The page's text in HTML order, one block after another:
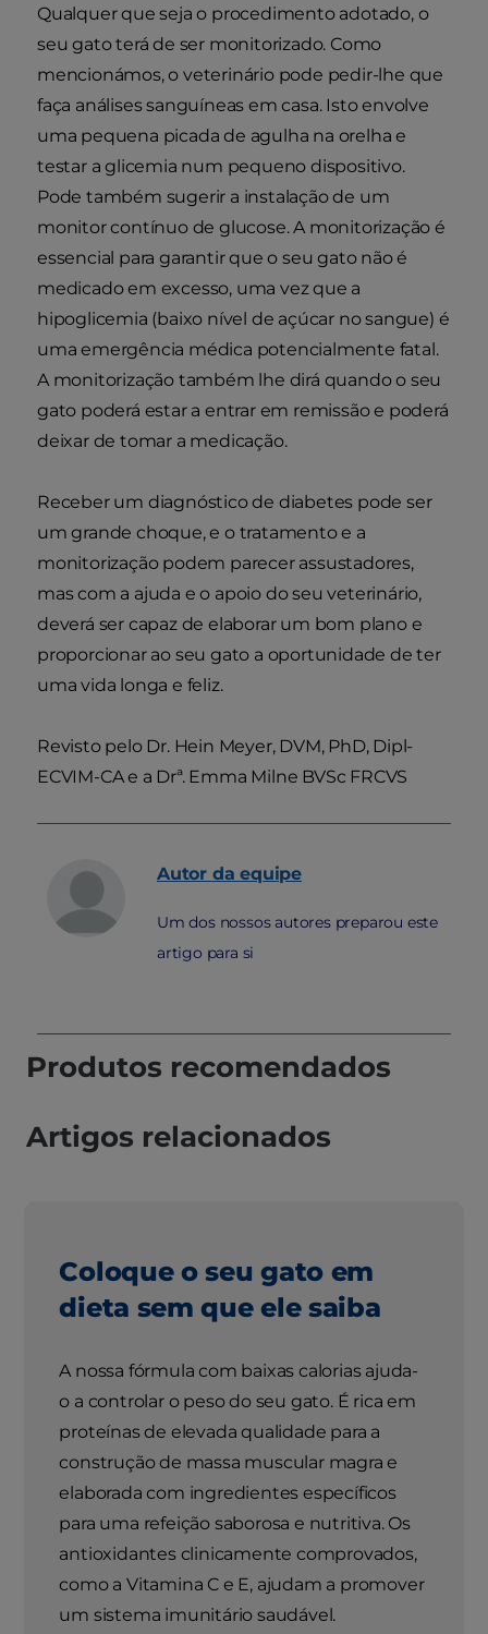
Qualquer que seja o procedimento adotado, o
seu gato terá de ser monitorizado. Como
mencionámos, o veterinário pode pedir-lhe que
faça análises sanguíneas em casa. Isto envolve
uma pequena picada de agulha na orelha e
testar a glicemia num pequeno dispositivo.
Pode também sugerir a instalação de um
monitor contínuo de glucose. A monitorização é
essencial para garantir que o seu gato não é
medicado em excesso, uma vez que a
hipoglicemia (baixo nível de açúcar no sangue) é
uma emergência médica potencialmente fatal.
A monitorização também lhe dirá quando o seu
gato poderá estar a entrar em remissão e poderá
deixar de tomar a medicação.
Receber um diagnóstico de diabetes pode ser
um grande choque, e o tratamento e a
monitorização podem parecer assustadores,
mas com a ajuda e o apoio do seu veterinário,
deverá ser capaz de elaborar um bom plano e
proporcionar ao seu gato a oportunidade de ter
uma vida longa e feliz.
Revisto pelo Dr. Hein Meyer, DVM, PhD, Dipl-
ECVIM-CA e a Drª. Emma Milne BVSc FRCVS
Autor da equipe
Um dos nossos autores preparou este
artigo para si
Produtos recomendados
Artigos relacionados
Coloque o seu gato em
dieta sem que ele saiba
A nossa fórmula com baixas calorias ajuda-
o a controlar o peso do seu gato. É rica em
proteínas de elevada qualidade para a
construção de massa muscular magra e
elaborada com ingredientes específicos
para uma refeição saborosa e nutritiva. Os
antioxidantes clinicamente comprovados,
como a Vitamina C e E, ajudam a promover
um sistema imunitário saudável.